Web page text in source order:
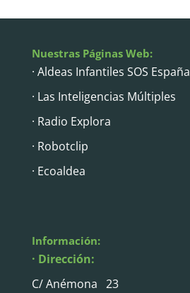
Nuestras Páginas Web:
· Aldeas Infantiles SOS España
· Las Inteligencias Múltiples
· Radio Explora
· Robotclip
· Ecoaldea
Información:
· Dirección:
C/ Anémona 23